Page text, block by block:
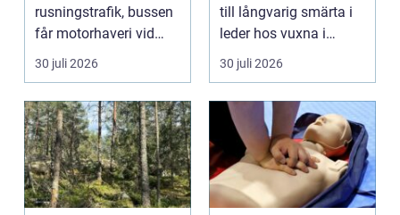
rusningstrafik, bussen
får motorhaveri vid
hållplatsen eller ...
30 juli 2026
till långvarig smärta i
leder hos vuxna i
Sverige. Många i S...
30 juli 2026